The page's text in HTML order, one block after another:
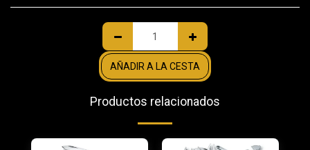
AÑADIR A LA CESTA
Productos relacionados